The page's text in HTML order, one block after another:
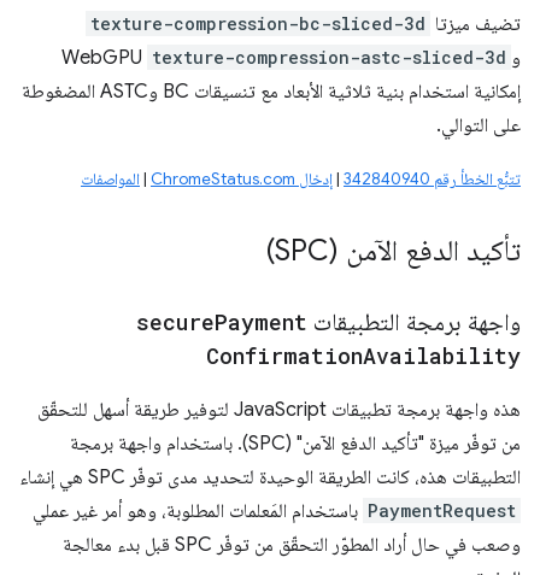
تضيف ميزتا texture-compression-bc-sliced-3d
و texture-compression-astc-sliced-3d
WebGPU
إمكانية استخدام بنية ثلاثية الأبعاد مع تنسيقات BC وASTC المضغوطة
على التوالي.
تتبُّع الخطأ رقم 342840940 |إدخال ChromeStatus.com |المواصفات
تأكيد الدفع الآمن (SPC)
واجهة برمجة التطبيقات securePayment
ConfirmationAvailability
هذه واجهة برمجة تطبيقات JavaScript لتوفير طريقة أسهل للتحقّق
من توفّر ميزة "تأكيد الدفع الآمن" (SPC). باستخدام واجهة برمجة
التطبيقات هذه، كانت الطريقة الوحيدة لتحديد مدى توفّر SPC هي إنشاء
PaymentRequest باستخدام المَعلمات المطلوبة، وهو أمر غير عملي
وصعب في حال أراد المطوّر التحقّق من توفّر SPC قبل بدء معالجة